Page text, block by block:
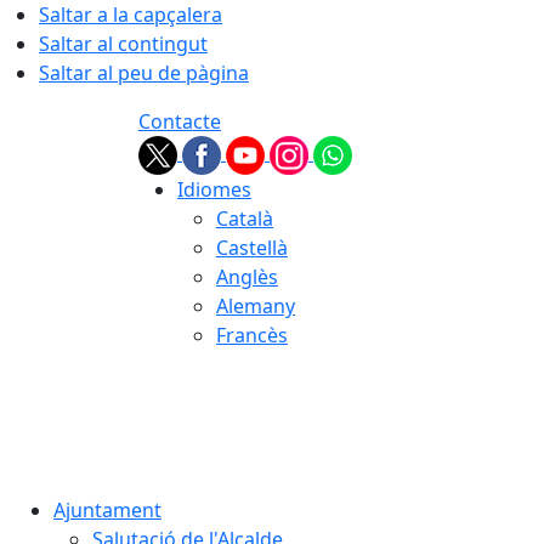
Saltar a la capçalera
Saltar al contingut
Saltar al peu de pàgina
Contacte
Idiomes
Català
Castellà
Anglès
Alemany
Francès
Ajuntament